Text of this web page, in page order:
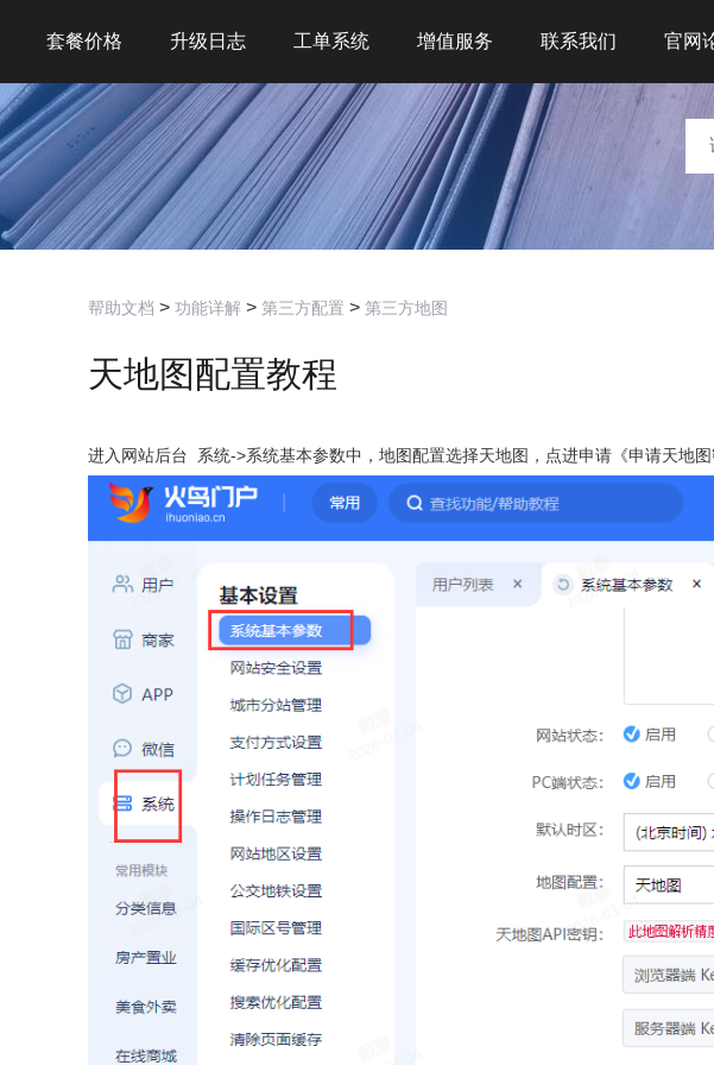
套餐价格 升级日志 工单系统 增值服务 联系我们 官网
帮助文档 > 功能详解 > 第三方配置 > 第三方地图
天地图配置教程
进入网站后台 系统->系统基本参数中，地图配置选择天地图，点进申请《申请天地